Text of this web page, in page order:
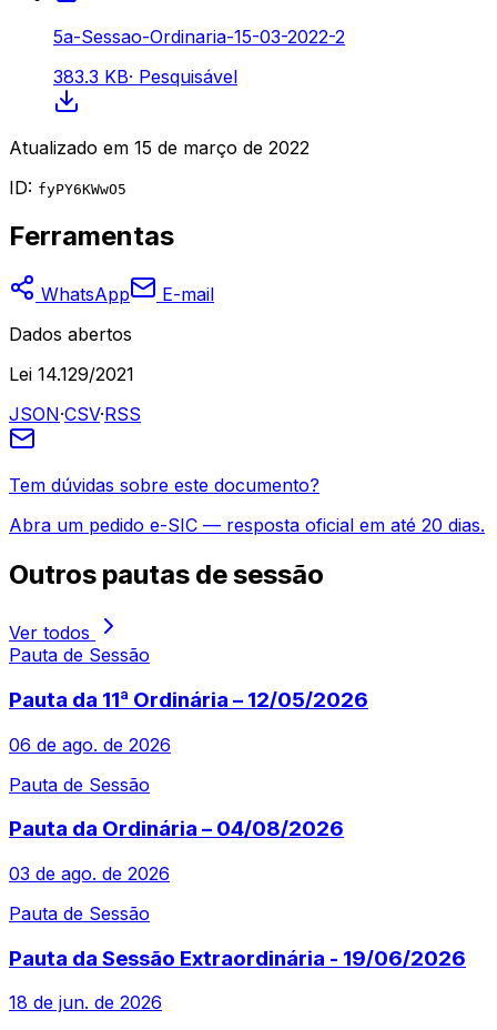
5a-Sessao-Ordinaria-15-03-2022-2
383.3 KB· Pesquisável
Atualizado em 15 de março de 2022
ID: fyPY6KWwO5
Ferramentas
WhatsApp
E-mail
Dados abertos
Lei 14.129/2021
JSON·CSV·RSS
Tem dúvidas sobre este documento?
Abra um pedido e-SIC — resposta oficial em até 20 dias.
Outros pautas de sessão
Ver todos
Pauta de Sessão
Pauta da 11ª Ordinária – 12/05/2026
06 de ago. de 2026
Pauta de Sessão
Pauta da Ordinária – 04/08/2026
03 de ago. de 2026
Pauta de Sessão
Pauta da Sessão Extraordinária - 19/06/2026
18 de jun. de 2026